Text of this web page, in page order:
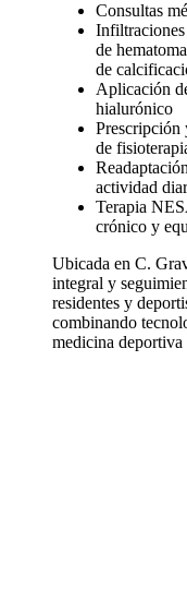
Consultas
de
de
Aplicación
hialurónico
Prescripción
de
actividad
Terapia
crónico y
Ubicada en C.
integral y
residentes y
combinando
medicina